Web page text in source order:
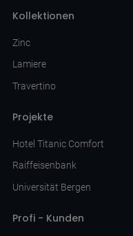
Kollektionen
Zinc
Lamiere
Travertino
Projekte
Hotel Titanic Comfort
Raiffeisenbank
Universität Bergen
Profi - Kunden